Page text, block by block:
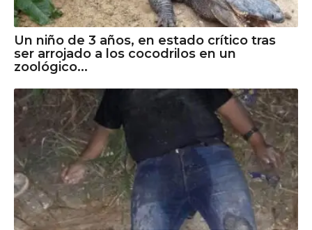
Un niño de 3 años, en estado crítico tras
ser arrojado a los cocodrilos en un
zoológico...